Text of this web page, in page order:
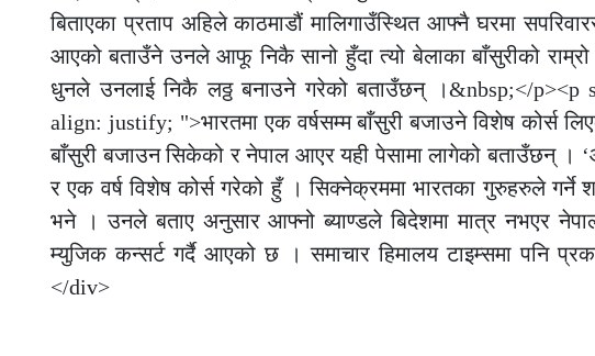
बिताएका प्रताप अहिले काठमाडौं मालिगाउँस्थित आफ्नै घरमा
आएको बताउँने उनले आफू निकै सानो हुँदा त्यो बेलाका बाँसुरीको
धुनले उनलाई निकै लठ्ठ बनाउने गरेको बताउँछन् ।&nbsp;</
align: justify; ">भारतमा एक वर्षसम्म बाँसुरी बजाउने विशेष कोर्स
बाँसुरी बजाउन सिकेको र नेपाल आएर यही पेसामा लागेको बताउँछन् ।
र एक वर्ष विशेष कोर्स गरेको हुँ । सिक्नेक्रममा भारतका गुरुहरुले गर्ने
भने । उनले बताए अनुसार आफ्नो ब्याण्डले बिदेशमा मात्र नभएर
म्युजिक कन्सर्ट गर्दै आएको छ । समाचार हिमालय टाइम्समा पनि
</div>